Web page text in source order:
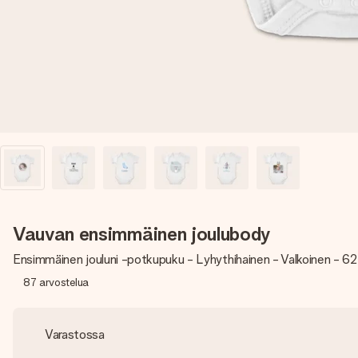
Vauvan ensimmäinen joulubody
Ensimmäinen jouluni -potkupuku - Lyhythihainen - Valkoinen -
87 arvostelua
Varastossa